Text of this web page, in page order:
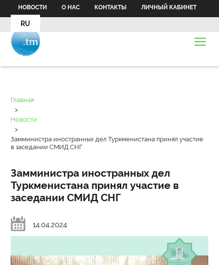
НОВОСТИ О НАС КОНТАКТЫ ЛИЧНЫЙ КАБИНЕТ
RU
Главная
>
Новости
>
Замминистра иностранных дел Туркменистана принял участие
в заседании СМИД СНГ
Замминистра иностранных дел
Туркменистана принял участие в
заседании СМИД СНГ
14.04.2024